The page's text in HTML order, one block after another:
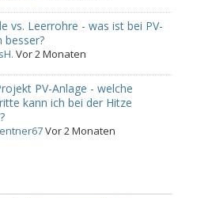
vs. Leerrohre - was ist bei PV-
besser?
Vor 2 Monaten
PV-Anlage - welche
kann ich bei der Hitze
Vor 2 Monaten